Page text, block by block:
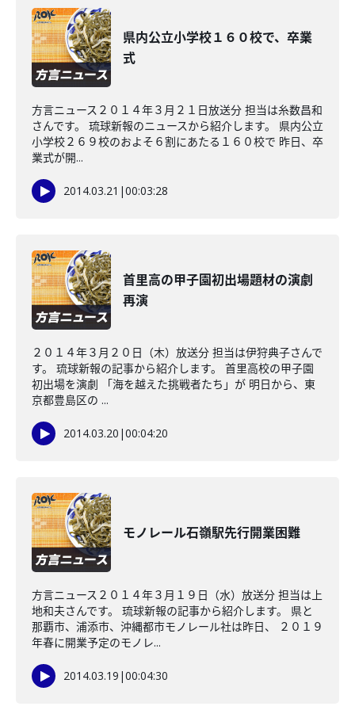
県内公立小学校１６０校で、卒業
式
方言ニュース２０１４年３月２１日放送分 担当は糸数昌和
さんです。 琉球新報のニュースから紹介します。 県内公立
小学校２６９校のおよそ６割にあたる１６０校で 昨日、卒
業式が開...
2014.03.21 |00:03:28
首里高の甲子園初出場題材の演劇
再演
２０１４年３月２０日（木）放送分 担当は伊狩典子さんで
す。 琉球新報の記事から紹介します。 首里高校の甲子園
初出場を演劇 「海を越えた挑戦者たち」が 明日から、東
京都豊島区の ...
2014.03.20 |00:04:20
モノレール石嶺駅先行開業困難
方言ニュース２０１４年３月１９日（水）放送分 担当は上
地和夫さんです。 琉球新報の記事から紹介します。 県と
那覇市、浦添市、沖縄都市モノレール社は昨日、 ２０１９
年春に開業予定のモノレ...
2014.03.19 |00:04:30